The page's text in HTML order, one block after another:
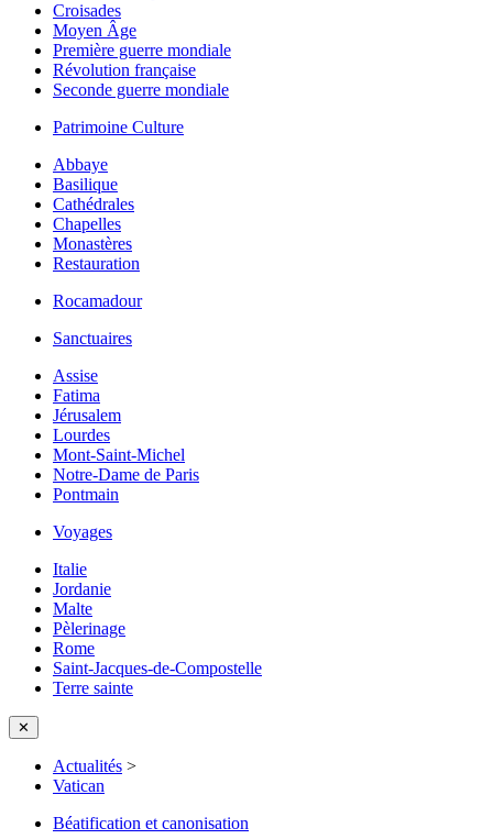
Croisades
Moyen Âge
Première guerre mondiale
Révolution française
Seconde guerre mondiale
Patrimoine Culture
Abbaye
Basilique
Cathédrales
Chapelles
Monastères
Restauration
Rocamadour
Sanctuaires
Assise
Fatima
Jérusalem
Lourdes
Mont-Saint-Michel
Notre-Dame de Paris
Pontmain
Voyages
Italie
Jordanie
Malte
Pèlerinage
Rome
Saint-Jacques-de-Compostelle
Terre sainte
✕
Actualités >
Vatican
Béatification et canonisation